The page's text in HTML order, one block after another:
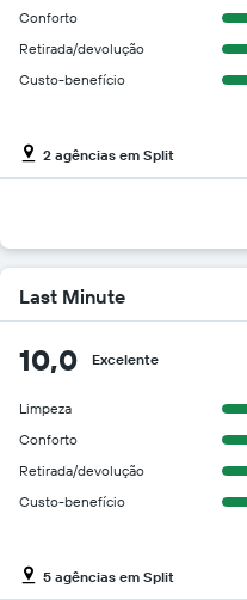
Conforto
Retirada/devolução
Custo-benefício
2 agências em Split
Last Minute
10,0 Excelente
Limpeza
Conforto
Retirada/devolução
Custo-benefício
5 agências em Split